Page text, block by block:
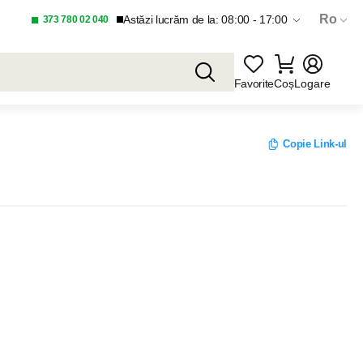
373 780 02 040 Astăzi lucrăm de la: 08:00 - 17:00 Ro
FavoriteCoșLogare
Copie Link-ul